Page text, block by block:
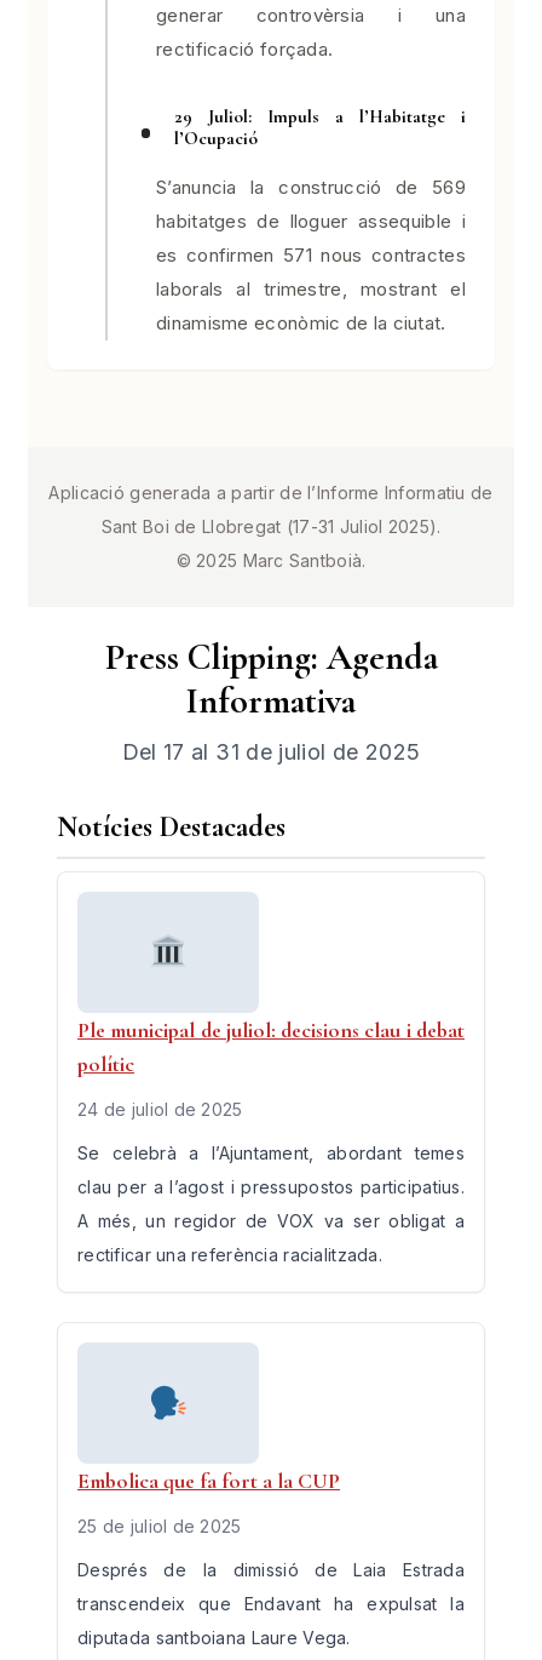
generar controvèrsia i una
rectificació forçada.
29 Juliol: Impuls a l’Habitatge i
l’Ocupació
S’anuncia la construcció de 569
habitatges de lloguer assequible i
es confirmen 571 nous contractes
laborals al trimestre, mostrant el
dinamisme econòmic de la ciutat.
Aplicació generada a partir de l’Informe Informatiu de
Sant Boi de Llobregat (17-31 Juliol 2025).
© 2025 Marc Santboià.
Press Clipping: Agenda
Informativa
Del 17 al 31 de juliol de 2025
Notícies Destacades
Ple municipal de juliol: decisions clau i debat
polític
24 de juliol de 2025
Se celebrà a l’Ajuntament, abordant temes
clau per a l’agost i pressupostos participatius.
A més, un regidor de VOX va ser obligat a
rectificar una referència racialitzada.
Embolica que fa fort a la CUP
25 de juliol de 2025
Després de la dimissió de Laia Estrada
transcendeix que Endavant ha expulsat la
diputada santboiana Laure Vega.